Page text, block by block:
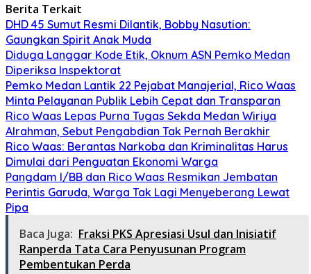
Berita Terkait
DHD 45 Sumut Resmi Dilantik, Bobby Nasution:
Gaungkan Spirit Anak Muda
Diduga Langgar Kode Etik, Oknum ASN Pemko Medan
Diperiksa Inspektorat
Pemko Medan Lantik 22 Pejabat Manajerial, Rico Waas
Minta Pelayanan Publik Lebih Cepat dan Transparan
Rico Waas Lepas Purna Tugas Sekda Medan Wiriya
Alrahman, Sebut Pengabdian Tak Pernah Berakhir
Rico Waas: Berantas Narkoba dan Kriminalitas Harus
Dimulai dari Penguatan Ekonomi Warga
Pangdam I/BB dan Rico Waas Resmikan Jembatan
Perintis Garuda, Warga Tak Lagi Menyeberang Lewat
Pipa
Baca Juga: Fraksi PKS Apresiasi Usul dan Inisiatif
Ranperda Tata Cara Penyusunan Program
Pembentukan Perda